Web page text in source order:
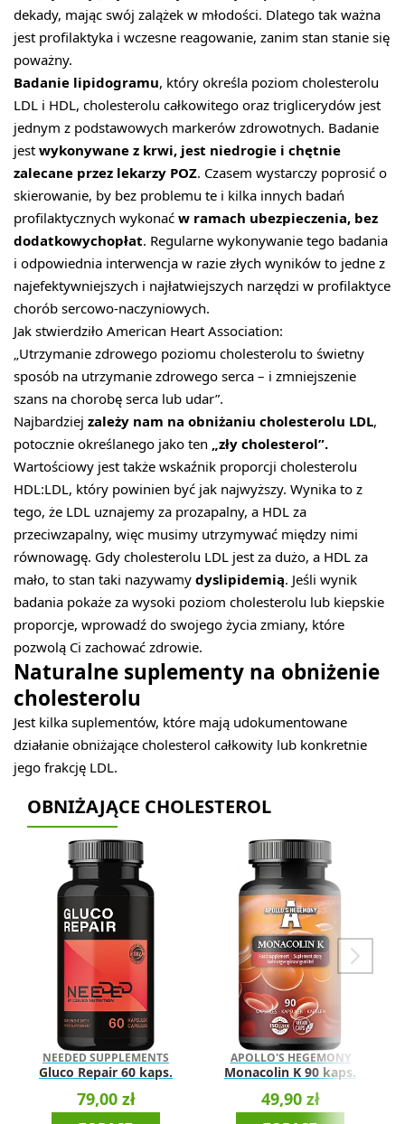
dekady, mając swój zalążek w młodości. Dlatego tak ważna
jest profilaktyka i wczesne reagowanie, zanim stan stanie się
poważny.
Badanie lipidogramu , który określa poziom cholesterolu
LDL i HDL, cholesterolu całkowitego oraz triglicerydów jest
jednym z podstawowych markerów zdrowotnych. Badanie
jest wykonywane z krwi, jest niedrogie i chętnie
zalecane przez lekarzy POZ . Czasem wystarczy poprosić o
skierowanie, by bez problemu te i kilka innych badań
profilaktycznych wykonać w ramach ubezpieczenia, bez
dodatkowychopłat . Regularne wykonywanie tego badania
i odpowiednia interwencja w razie złych wyników to jedne z
najefektywniejszych i najłatwiejszych narzędzi w profilaktyce
chorób sercowo-naczyniowych.
Jak stwierdziło American Heart Association:
„Utrzymanie zdrowego poziomu cholesterolu to świetny
sposób na utrzymanie zdrowego serca – i zmniejszenie
szans na chorobę serca lub udar”.
Najbardziej zależy nam na obniżaniu cholesterolu LDL
potocznie określanego jako ten
„zły cholesterol”.
Wartościowy jest także wskaźnik proporcji cholesterolu
HDL:LDL, który powinien być jak najwyższy. Wynika to z
tego, że LDL uznajemy za prozapalny, a HDL za
przeciwzapalny, więc musimy utrzymywać między nimi
równowagę. Gdy cholesterolu LDL jest za dużo, a HDL za
mało, to stan taki nazywamy dyslipidemią . Jeśli wynik
badania pokaże za wysoki poziom cholesterolu lub kiepskie
proporcje, wprowadź do swojego życia zmiany, które
pozwolą Ci zachować zdrowie.
Naturalne suplementy na obniżenie
cholesterolu
Jest kilka suplementów, które mają udokumentowane
działanie obniżające cholesterol całkowity lub konkretnie
jego frakcję LDL.
OBNIŻAJĄCE CHOLESTEROL
NEEDED SUPPLEMENTS
Gluco Repair 60 kaps.
79,00 zł
APOLLO'S HEGEMONY
Monacolin K 90 kaps.
49,90 zł